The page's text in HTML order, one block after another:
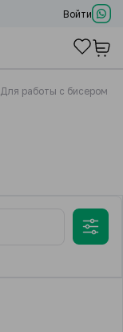
Войти
Для работы с бисером